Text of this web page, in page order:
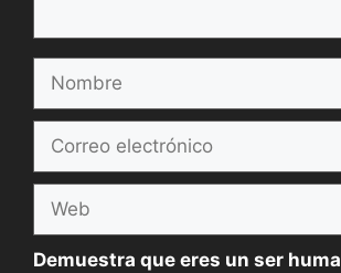
electrónico
Demuestra que eres un ser